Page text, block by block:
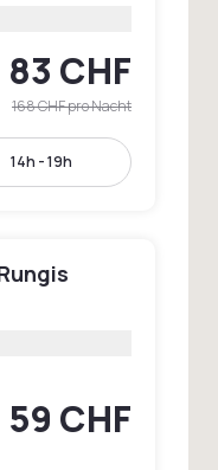
83 CHF
168 CHFpro Nacht
14h - 19h
59 CHF